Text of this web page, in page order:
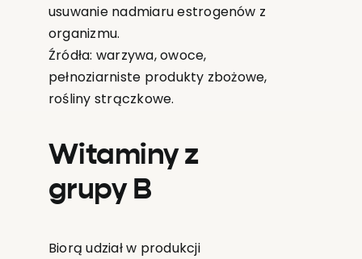
usuwanie nadmiaru estrogenów z
organizmu.
Źródła: warzywa, owoce,
pełnoziarniste produkty zbożowe,
rośliny strączkowe.
Witaminy z
grupy B
Biorą udział w produkcji